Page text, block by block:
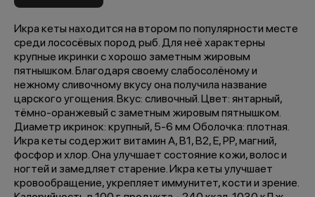
Икра кеты находится на втором по популярности месте
среди лососёвых пород рыб. Для неё характерны
крупные икринки с хорошо заметным жировым
пятнышком. Благодаря своему слабосолёному и
нежному сливочному вкусу она получила название
царского угощения. Вкус: сливочный. Цвет: янтарный,
тёмно-оранжевый с заметным жировым пятнышком.
Диаметр икринок: крупный, 5-6 мм Оболочка: плотная.
Икра кеты содержит витамин A, B1, B2, E, PP, магний,
фосфор и хлор. Она улучшает состояние кожи, волос и
ногтей и замедляет старение. Икра кеты улучшает
кровообращение, укрепляет иммунитет, кости и зрение.